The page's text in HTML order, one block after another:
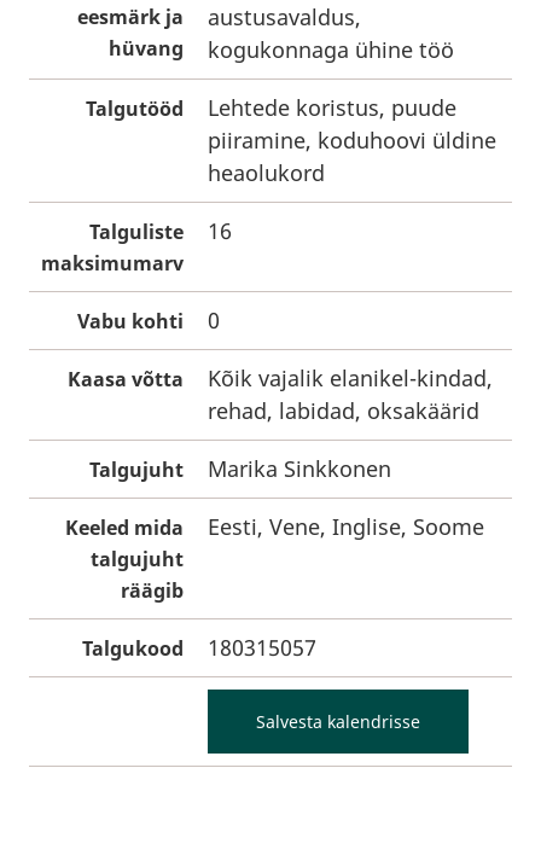
eesmärk ja
hüvang
austusavaldus,
kogukonnaga ühine töö
Talgutööd
Lehtede koristus, puude
piiramine, koduhoovi üldine
heaolukord
Talguliste
maksimumarv
16
Vabu kohti 0
Kaasa võtta
Kõik vajalik elanikel-kindad,
rehad, labidad, oksakäärid
Talgujuht Marika Sinkkonen
Keeled mida
talgujuht
räägib
Eesti, Vene, Inglise, Soome
Talgukood 180315057
Salvesta kalendrisse